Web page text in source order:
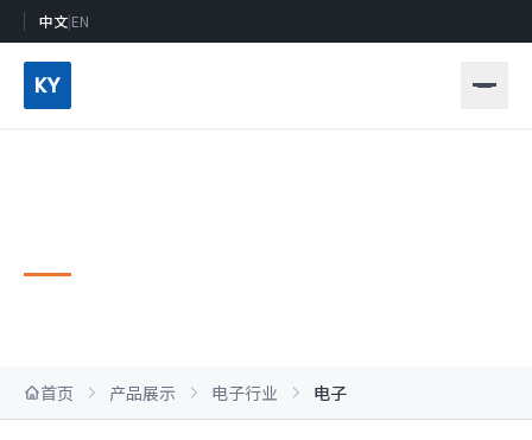
中文|EN
KY
首页 产品展示 电子行业 电子